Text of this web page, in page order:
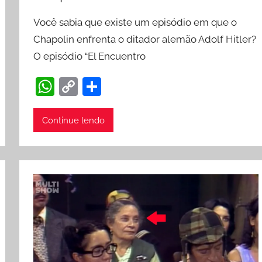
Você sabia que existe um episódio em que o
Chapolin enfrenta o ditador alemão Adolf Hitler?
O episódio “El Encuentro
W
h
at
s
A
p
p
C
o
p
y
Li
n
h
ar
e
Continue lendo